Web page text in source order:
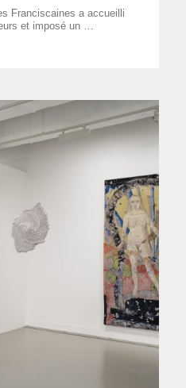
Franciscaines a accueilli
et imposé un …